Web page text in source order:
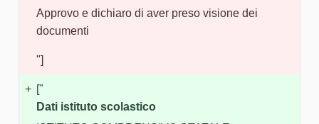
Approvo e dichiaro di aver preso visione dei
documenti
"]
+ ["
Dati istituto scolastico